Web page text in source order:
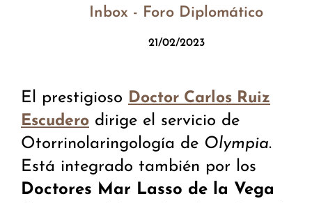
Inbox - Foro Diplomático
21/02/2023
El prestigioso Doctor Carlos Ruiz
Escudero dirige el servicio de
Otorrinolaringología de Olympia.
Está integrado también por los
Doctores Mar Lasso de la Vega